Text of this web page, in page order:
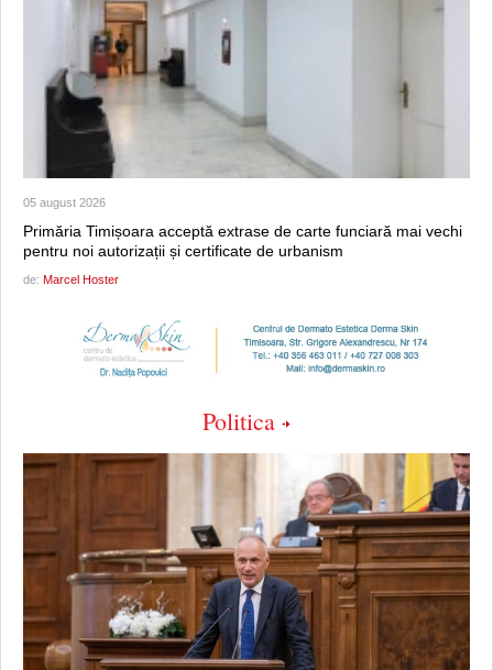
05 august 2026
Primăria Timișoara acceptă extrase de carte funciară mai vechi
pentru noi autorizații și certificate de urbanism
de: Marcel Hoster
Politica